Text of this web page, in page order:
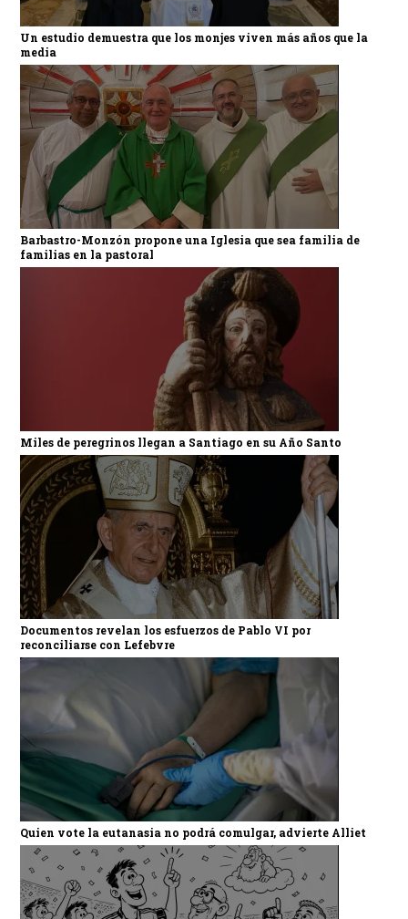
Un estudio demuestra que los monjes viven más años que la
media
Barbastro-Monzón propone una Iglesia que sea familia de
familias en la pastoral
Miles de peregrinos llegan a Santiago en su Año Santo
Documentos revelan los esfuerzos de Pablo VI por
reconciliarse con Lefebvre
Quien vote la eutanasia no podrá comulgar, advierte Alliet